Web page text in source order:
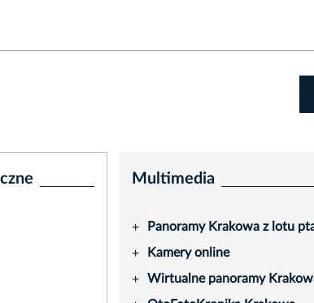
Multimedia
+ Panoramy Krakowa z lotu
+ Kamery online
+ Wirtualne panoramy